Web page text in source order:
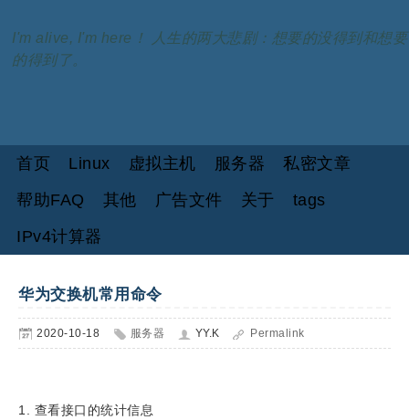
I'm alive, I'm here！ 人生的两大悲剧：想要的没得到和想要
的得到了。
首页 Linux 虚拟主机 服务器
私密文章
帮助FAQ
其他 广告文件 关于
tags
IPv4计算器
华为交换机常用命令
2020-10-18 服务器 YY.K Permalink
1. 查看接口的统计信息